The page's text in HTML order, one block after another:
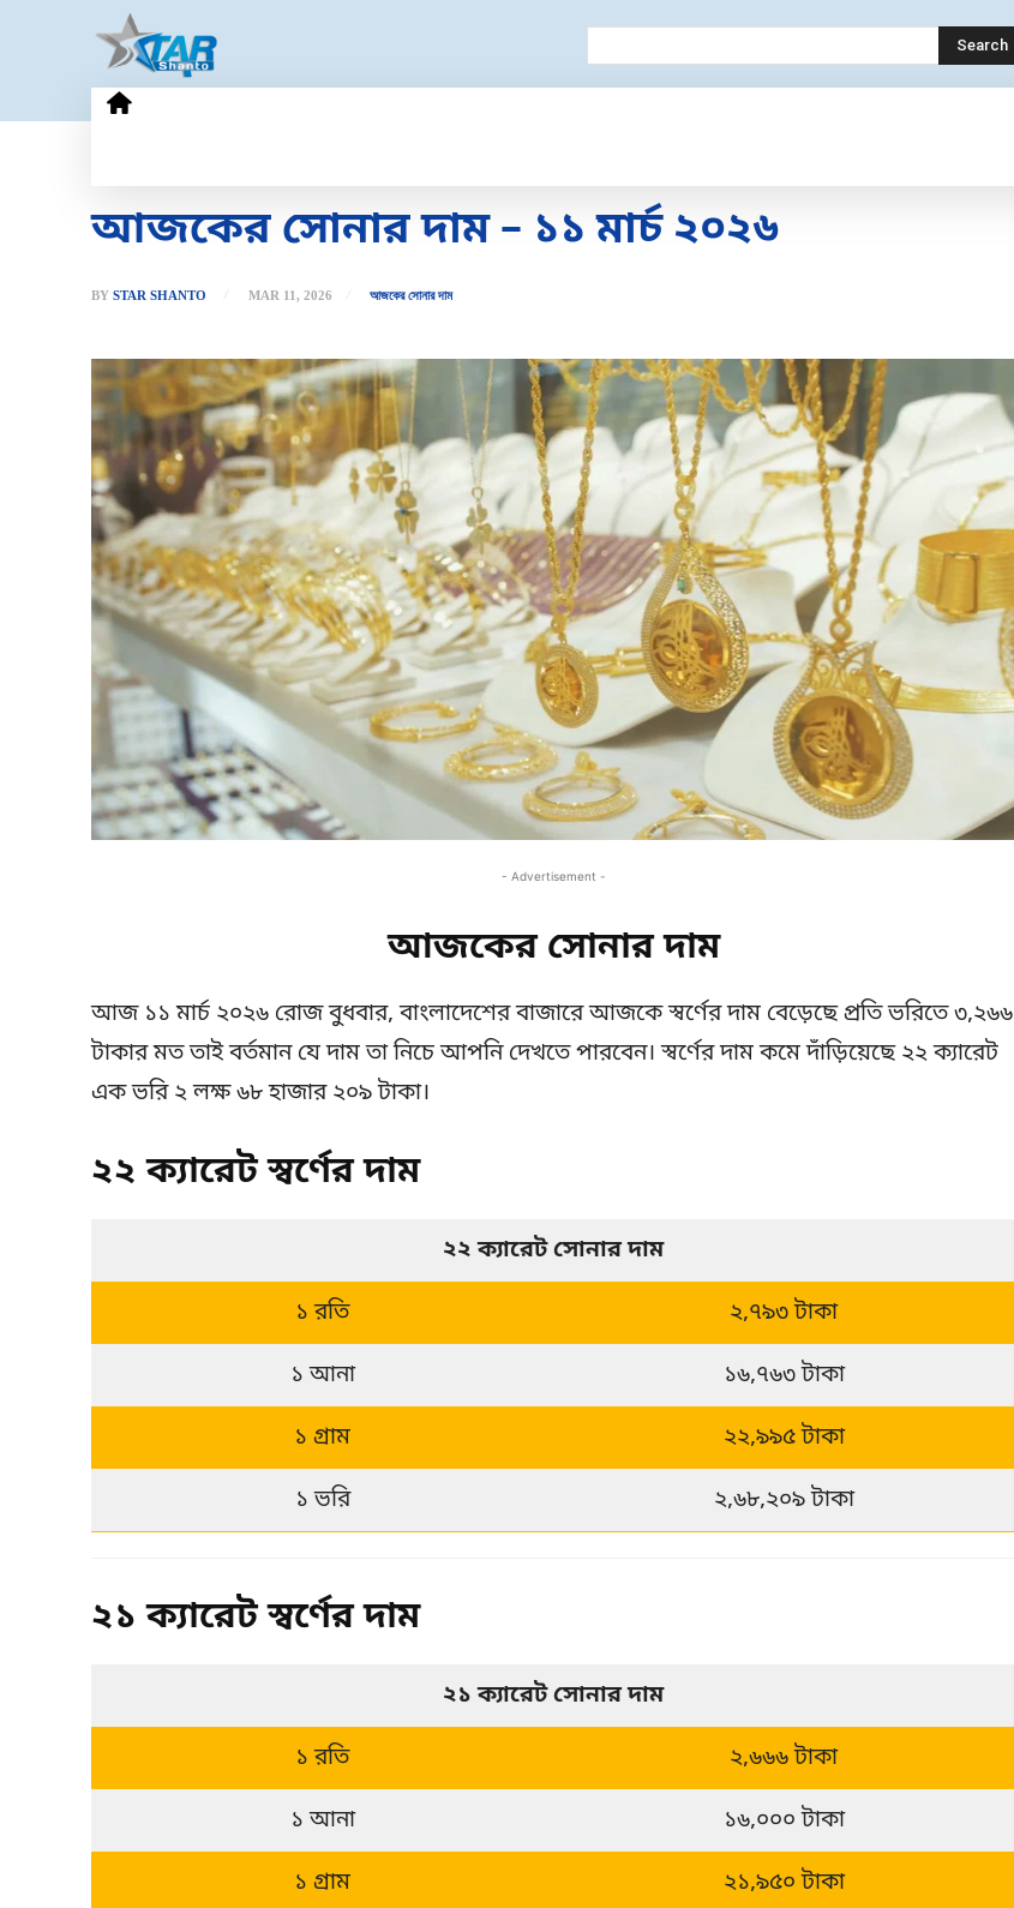
Search
আজকের সোনার দাম – ১১ মার্চ ২০২৬
BY STAR SHANTO MAR 11, 2026 আজকের সোনার দাম
- Advertisement -
আজকের সোনার দাম
আজ ১১ মার্চ ২০২৬ রোজ বুধবার, বাংলাদেশের বাজারে আজকে স্বর্ণের দাম বেড়েছে প্রতি ভরিতে ৩,২৬৬
টাকার মত তাই বর্তমান যে দাম তা নিচে আপনি দেখতে পারবেন। স্বর্ণের দাম কমে দাঁড়িয়েছে ২২ ক্যারেট
এক ভরি ২ লক্ষ ৬৮ হাজার ২০৯ টাকা।
২২ ক্যারেট স্বর্ণের দাম
২২ ক্যারেট সোনার দাম
১ রতি ২,৭৯৩ টাকা
১ আনা ১৬,৭৬৩ টাকা
১ গ্রাম ২২,৯৯৫ টাকা
১ ভরি ২,৬৮,২০৯ টাকা
২১ ক্যারেট স্বর্ণের দাম
২১ ক্যারেট সোনার দাম
১ রতি ২,৬৬৬ টাকা
১ আনা ১৬,০০০ টাকা
১ গ্রাম ২১,৯৫০ টাকা